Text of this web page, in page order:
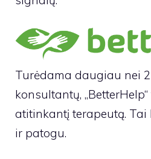
Turėdama daugiau nei
konsultantų,
atitinkantį terapeutą. Tai
ir patogu.